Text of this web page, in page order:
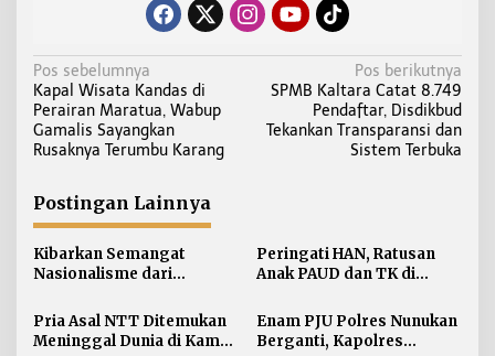
N
a
v
i
a
s
i
p
o
s
Pos sebelumnya
Kapal Wisata Kandas di
Perairan Maratua, Wabup
Gamalis Sayangkan
Rusaknya Terumbu Karang
Pos berikutnya
SPMB Kaltara Catat 8.749
Pendaftar, Disdikbud
Tekankan Transparansi dan
Sistem Terbuka
Postingan Lainnya
Kibarkan Semangat
Nasionalisme dari
Merah Putih 81 Meter
Dibentangkan di Sebatik
Peringati HAN, Ratusan
Anak PAUD dan TK di
Lomba Menggambar dan
Mewarnai
Pria Asal NTT Ditemukan
Meninggal Dunia di Kamar
Enam PJU Polres Nunukan
Berganti, Kapolres